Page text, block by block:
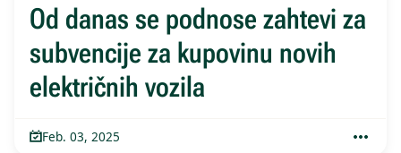
Od danas se podnose zahtevi za
subvencije za kupovinu novih
električnih vozila
Feb. 03, 2025